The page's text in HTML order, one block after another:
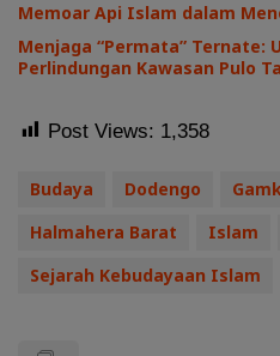
Memoar Api Islam dalam
Menjaga “Permata” Ternate:
Perlindungan Kawasan Pulo
Post Views: 1,358
Budaya Dodengo
Halmahera Barat
Islam
Sejarah Kebudayaan Islam